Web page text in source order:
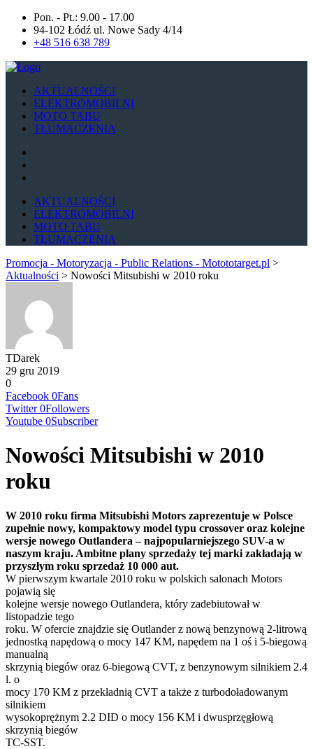
Pon. - Pt.: 9.00 - 17.00
94-102 Łódź ul. Nowe Sady 4/14
+48 516 638 789
AKTUALNOŚCI
ELEKTROMOBILNI
MOTO TABU
TŁUMACZENIA
AKTUALNOŚCI
ELEKTROMOBILNI
MOTO TABU
TŁUMACZENIA
Promocja - Motoryzacja - Public Relations - Motototarget.pl >
Aktualności > Nowości Mitsubishi w 2010 roku
TDarek
29 gru 2019
0
Facebook 0Fans
Twitter 0Followers
Youtube 0Subscriber
Nowości Mitsubishi w 2010
roku
W 2010 roku firma Mitsubishi Motors zaprezentuje w Polsce
zupełnie nowy, kompaktowy model typu crossover oraz kolejne
wersje nowego Outlandera – najpopularniejszego SUV-a w
naszym kraju. Ambitne plany sprzedaży tej marki zakładają w
przyszłym roku sprzedaż 10 000 aut.
W pierwszym kwartale 2010 roku w polskich salonach Motors
pojawią się
kolejne wersje nowego Outlandera, który zadebiutował w
listopadzie tego
roku. W ofercie znajdzie się Outlander z nową benzynową 2-litrową
jednostką napędową o mocy 147 KM, napędem na 1 oś i 5-biegową
manualną
skrzynią biegów oraz 6-biegową CVT, z benzynowym silnikiem 2.4
l. o
mocy 170 KM z przekładnią CVT a także z turbodoładowanym
silnikiem
wysokoprężnym 2.2 DID o mocy 156 KM i dwusprzęgłową
skrzynią biegów
TC-SST.